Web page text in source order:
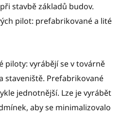
stavbě základů budov.
pilot: prefabrikované a lité
piloty: vyrábějí se v továrně
staveniště. Prefabrikované
jednotnější. Lze je vyrábět
aby se minimalizovalo